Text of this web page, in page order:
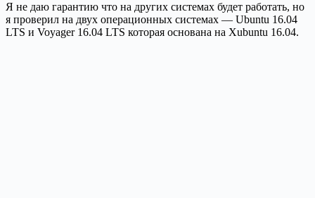
Я не даю гарантию что на других системах будет работать, но
я проверил на двух операционных системах — Ubuntu 16.04
LTS и Voyager 16.04 LTS которая основана на Xubuntu 16.04.